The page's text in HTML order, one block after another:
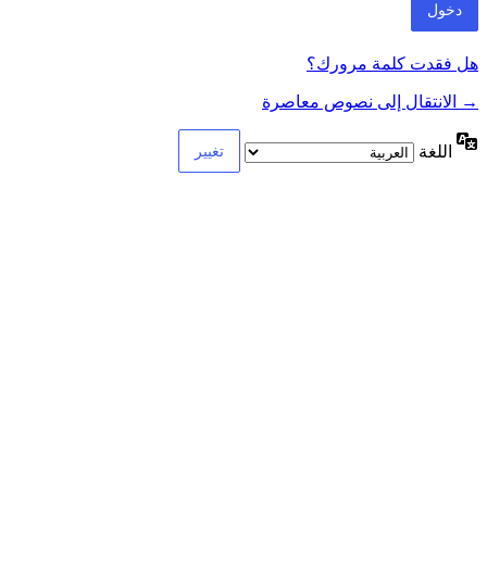
هل فقدت كلمة مرورك؟
→ الانتقال إلى نصوص معاصرة
اللغة